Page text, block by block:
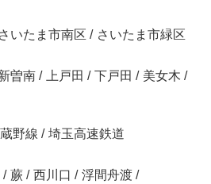
さいたま市南区 / さいたま市緑区
曽南 / 上戸田 / 下戸田 / 美女木 /
野線 / 埼玉高速鉄道
/ 蕨 / 西川口 / 浮間舟渡 /